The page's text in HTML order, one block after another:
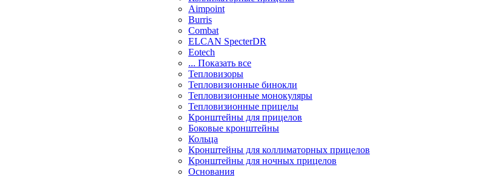
Aimpoint
Burris
Combat
ELCAN SpecterDR
Eotech
... Показать все
Тепловизоры
Тепловизионные бинокли
Тепловизионные монокуляры
Тепловизионные прицелы
Кронштейны для прицелов
Боковые кронштейны
Кольца
Кронштейны для коллиматорных прицелов
Кронштейны для ночных прицелов
Основания